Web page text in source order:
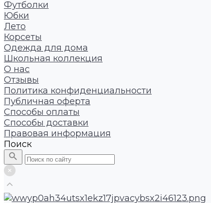
Футболки
Юбки
Лето
Корсеты
Одежда для дома
Школьная коллекция
О нас
Отзывы
Политика конфиденциальности
Публичная оферта
Способы оплаты
Способы доставки
Правовая информация
Поиск